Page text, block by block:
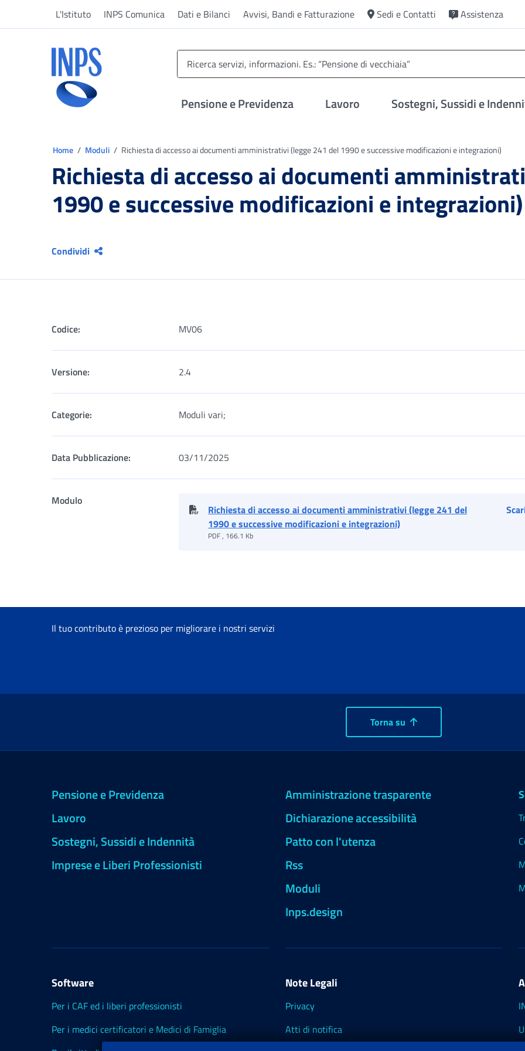
L'Istituto INPS Comunica Dati e Bilanci Avvisi, Bandi e Fatturazione Sedi e Contatti
Assistenza
Pensione e Previdenza Lavoro Sostegni, Sussidi e
Home Moduli Richiesta di accesso ai documenti amministrativi (legge 241 del 1990 e successive modificazioni e integrazioni)
Richiesta di accesso ai documenti
1990 e successive modificazioni e integrazioni)
Condividi
Codice: MV06
Versione: 2.4
Categorie: Moduli vari;
Data Pubblicazione: 03/11/2025
Modulo
Richiesta di accesso ai documenti amministrativi (legge 241 del
1990 e successive modificazioni e integrazioni)
PDF , 166.1 Kb
Il tuo contributo è prezioso per migliorare i nostri servizi
Torna su
Pensione e Previdenza
Lavoro
Sostegni, Sussidi e Indennità
Imprese e Liberi Professionisti
Amministrazione trasparente
Dichiarazione accessibilità
Patto con l'utenza
Rss
Moduli
Inps.design
Software
Per i CAF ed i liberi professionisti
Per i medici certificatori e Medici di Famiglia
Note Legali
Privacy
Atti di notifica